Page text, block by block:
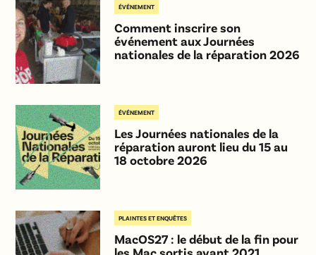
ÉVÉNEMENT
Comment inscrire son
événement aux Journées
nationales de la réparation 2026
ÉVÉNEMENT
Les Journées nationales de la
réparation auront lieu du 15 au
18 octobre 2026
PLAINTES ET ENQUÊTES
MacOS27 : le début de la fin pour